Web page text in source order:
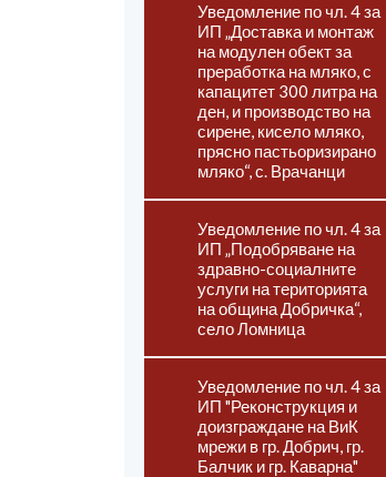
Уведомление по чл. 4 за
ИП „Доставка и монтаж
на модулен обект за
преработка на мляко, с
капацитет 300 литра на
ден, и производство на
сирене, кисело мляко,
прясно пастьоризирано
мляко“, с. Врачанци
Уведомление по чл. 4 за
ИП „Подобряване на
здравно-социалните
услуги на територията
на община Добричка“,
село Ломница
Уведомление по чл. 4 за
ИП "Реконструкция и
доизграждане на ВиК
мрежи в гр. Добрич, гр.
Балчик и гр. Каварна"